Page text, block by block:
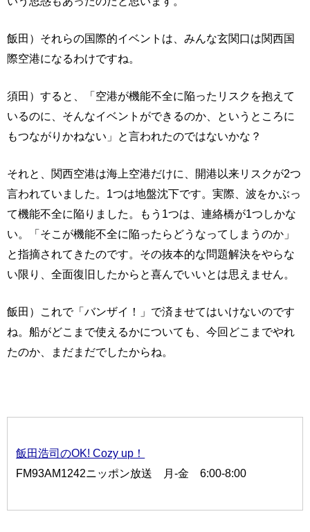
飯田）それらの国際的イベントは、みんな玄関口は関西国
際空港になるわけですね。
須田）すると、「空港が機能不全に陥ったリスクを抱えて
いるのに、そんなイベントができるのか、というところに
もつながりかねない」と言われたのではないかな？
それと、関西空港は海上空港だけに、開港以来リスクが2つ
言われていました。1つは地盤沈下です。実際、波をかぶっ
て機能不全に陥りました。もう1つは、連絡橋が1つしかな
い。「そこが機能不全に陥ったらどうなってしまうのか」
と指摘されてきたのです。その抜本的な問題解決をやらな
い限り、全面復旧したからと喜んでいいとは思えません。
飯田）これで「バンザイ！」で済ませてはいけないのです
ね。船がどこまで使えるかについても、今回どこまでやれ
たのか、まだまだでしたからね。
飯田浩司のOK! Cozy up！
FM93AM1242ニッポン放送 月-金 6:00-8:00